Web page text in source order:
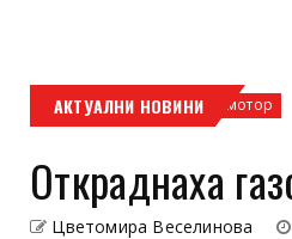
АКТУАЛНИ НОВИНИ
кросов мотор Кой е
Откраднаха
Цветомира Веселинова